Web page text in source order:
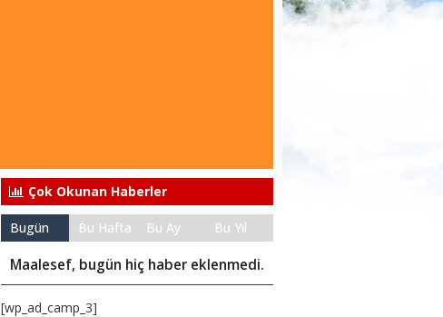
Çok Okunan Haberler
Bugün Bu Hafta Bu Ay Bu Yıl
Maalesef, bugün hiç haber eklenmedi.
[wp_ad_camp_3]